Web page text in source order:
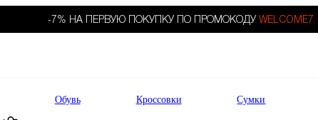
-7% НА ПЕРВУЮ ПОКУПКУ ПО ПРОМОКОДУ WELCOME7.
Обувь Кроссовки Сумки